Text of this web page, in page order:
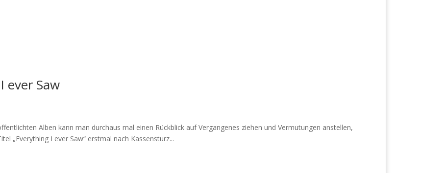
ever Saw
Alben kann man durchaus mal einen Rückblick auf Vergangenes ziehen und Vermutungen anstellen,
„Everything I ever Saw“ erstmal nach Kassensturz...